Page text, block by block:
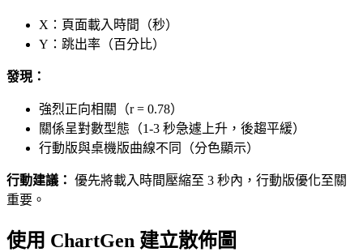
X：頁面載入時間（秒）
Y：跳出率（百分比）
發現：
強烈正向相關（r = 0.78）
關係呈對數型態（1-3 秒急遽上升，後趨平緩）
行動版與桌機版曲線不同（分色顯示）
行動建議： 優先將載入時間壓縮至 3 秒內，行動版優化至關
重要。
使用 ChartGen 建立散佈圖